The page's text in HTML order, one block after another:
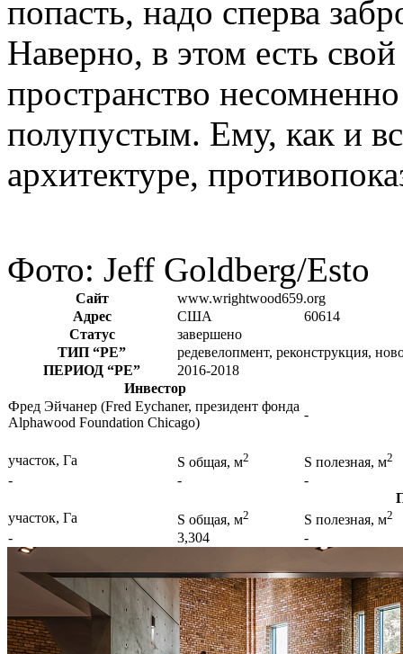
попасть, надо сперва
Наверно, в этом есть
пространство
полупустым. Ему, как и
архитектуре,
Фото: Jeff Goldberg/Esto
Сайт
www.wrightwood659.org
Адрес
США
60614
Статус
завершено
ТИП “РЕ”
редевелопмент, реконструкция,
ПЕРИОД “РЕ”
2016-2018
Инвестор
Фред Эйчанер (Fred Eychaner, президент фонда
Alphawood Foundation Chicago)
-
участок, Га S общая, м2 S полезная, м2
- -
-
участок, Га
S общая, м2 S полезная, м2
- 3,304 -